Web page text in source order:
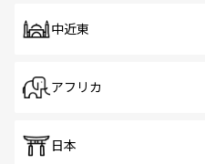
中近東
アフリカ
日本